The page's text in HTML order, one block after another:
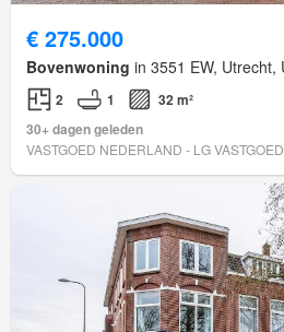
€ 275.000
Bovenwoning in 3551 EW, Utrecht,
2 1
32 m²
30+ dagen geleden
VASTGOED NEDERLAND - LG VASTGOED